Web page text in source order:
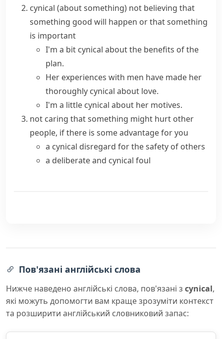
cynical (about something) not believing that
something good will happen or that something
is important
I'm a bit cynical about the benefits of the
plan.
Her experiences with men have made her
thoroughly cynical about love.
I'm a little cynical about her motives.
not caring that something might hurt other
people, if there is some advantage for you
a cynical disregard for the safety of others
a deliberate and cynical foul
Пов'язані англійські слова
Нижче наведено англійські слова, пов'язані з cynical,
які можуть допомогти вам краще зрозуміти контекст
та розширити англійський словниковий запас: